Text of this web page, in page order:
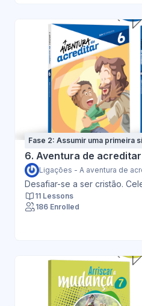
Fase 2: Assumir uma primeira
6. Aventura de acreditar
Ligações - A aventura de
Desafiar-se a ser cristão.
11 Lessons
186 Enrolled